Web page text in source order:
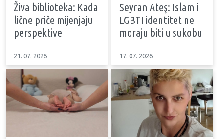
Živa biblioteka: Kada
lične priče mijenjaju
perspektive
21. 07. 2026
Seyran Ateş: Islam i
LGBTI identitet ne
moraju biti u sukobu
17. 07. 2026